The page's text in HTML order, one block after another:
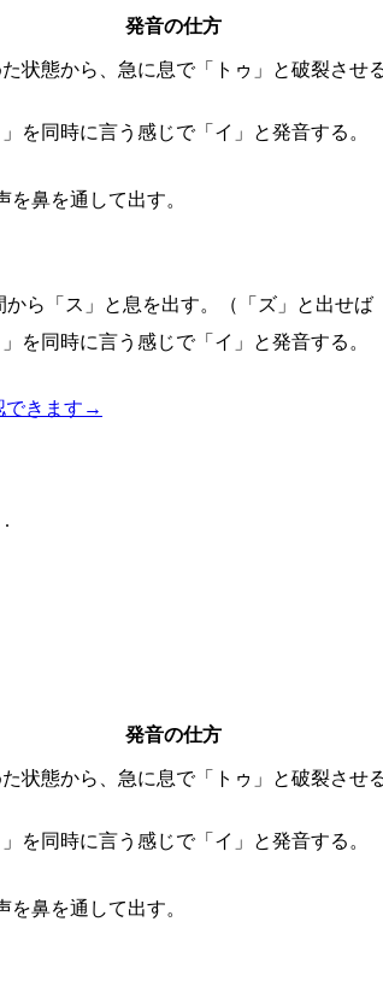
発音の仕方
状態から、急に息で「トゥ」と破裂さ
を同時に言う感じで「イ」と発音する。
を鼻を通して出す。
ら「ス」と息を出す。（「ズ」と出せば
を同時に言う感じで「イ」と発音する。
できます →
.
発音の仕方
状態から、急に息で「トゥ」と破裂さ
を同時に言う感じで「イ」と発音する。
を鼻を通して出す。